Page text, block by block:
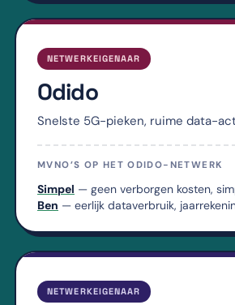
NETWERKEIGENAAR
Odido
Snelste 5G-pieken, ruime data-
MVNO’S OP HET ODIDO-NETWERK
Simpel — geen verborgen kosten,
Ben — eerlijk dataverbruik,
NETWERKEIGENAAR